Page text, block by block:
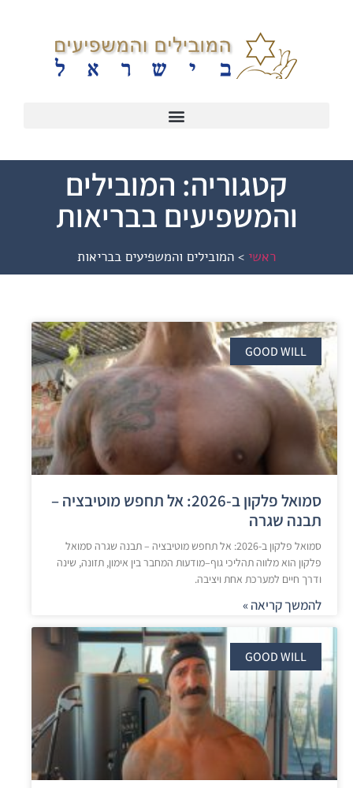
קטגוריה: המובילים
והמשפיעים בבריאות
ראשי > המובילים והמשפיעים בבריאות
GOOD WILL
סמואל פלקון ב-2026: אל תחפש מוטיבציה –
תבנה שגרה
סמואל פלקון ב-2026: אל תחפש מוטיבציה – תבנה שגרה סמואל
פלקון הוא מלווה תהליכי גוף–מודעות המחבר בין אימון, תזונה, שינה
ודרך חיים למערכת אחת ויציבה.
להמשך קריאה »
GOOD WILL